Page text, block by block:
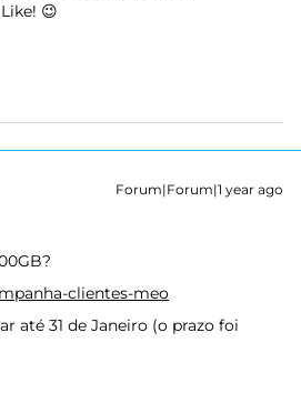
😉
Forum|Forum|1 year ago
clientes-meo
até 31 de Janeiro (o prazo foi